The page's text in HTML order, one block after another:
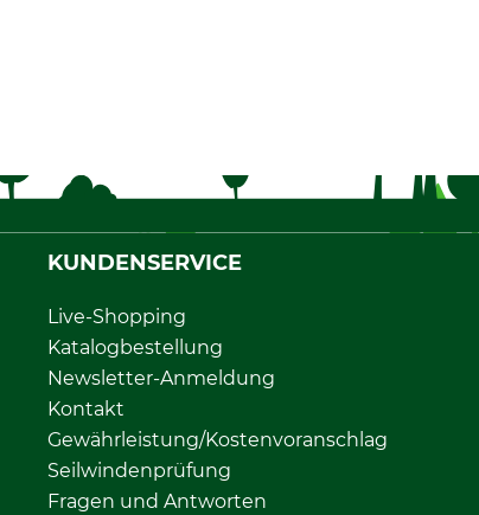
KUNDENSERVICE
Live-Shopping
Katalogbestellung
Newsletter-Anmeldung
Kontakt
Gewährleistung/Kostenvoranschlag
Seilwindenprüfung
Fragen und Antworten